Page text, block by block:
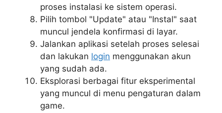
proses instalasi ke sistem operasi.
Pilih tombol "Update" atau "Instal" saat
muncul jendela konfirmasi di layar.
Jalankan aplikasi setelah proses selesai
dan lakukan login menggunakan akun
yang sudah ada.
Eksplorasi berbagai fitur eksperimental
yang muncul di menu pengaturan dalam
game.